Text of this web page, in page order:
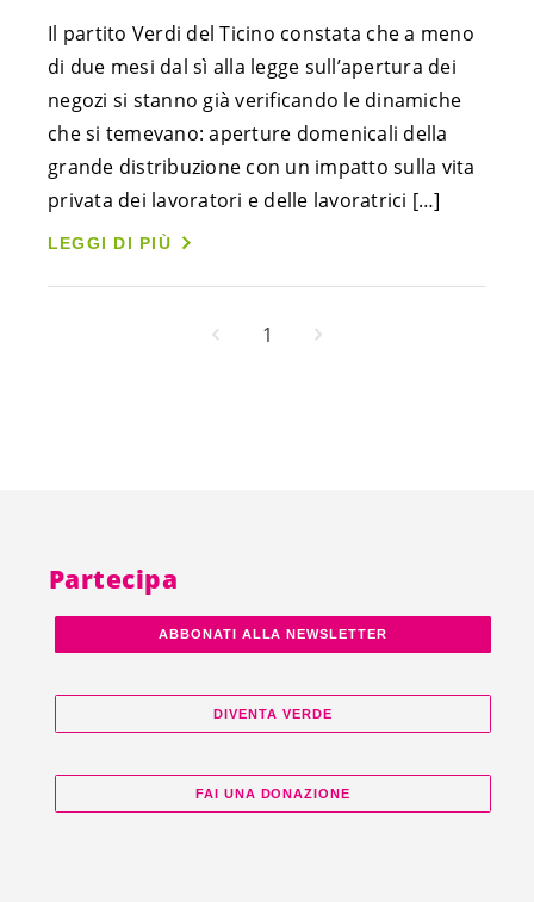
Il partito Verdi del Ticino constata che a meno
di due mesi dal sì alla legge sull’apertura dei
negozi si stanno già verificando le dinamiche
che si temevano: aperture domenicali della
grande distribuzione con un impatto sulla vita
privata dei lavoratori e delle lavoratrici […]
LEGGI DI PIÙ
1
Partecipa
ABBONATI ALLA NEWSLETTER
DIVENTA VERDE
FAI UNA DONAZIONE